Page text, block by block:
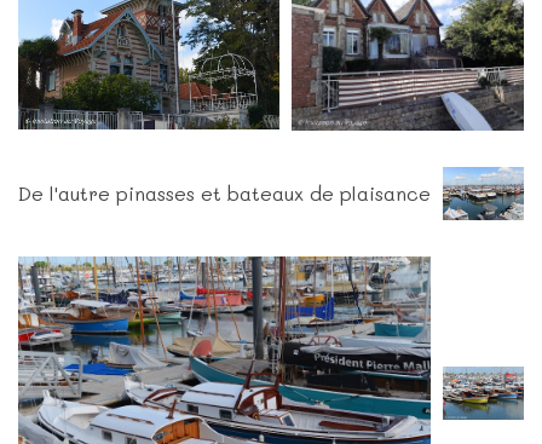
De l'autre pinasses et bateaux de plaisance